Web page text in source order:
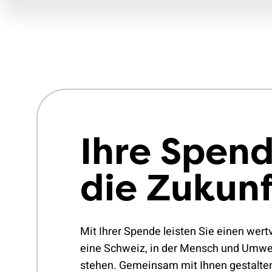
2045
Ihre
die
Mit Ihrer Spende leisten Sie einen
eine Schweiz, in der Mensch und
stehen. Gemeinsam mit Ihnen